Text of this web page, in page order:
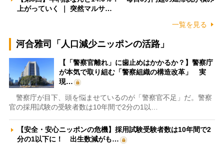
上がっていく ｜ 突然マルサ…
一覧を見る
河合雅司「人口減少ニッポンの活路」
【「警察官離れ」に歯止めはかかるか？】警察庁
が本気で取り組む「警察組織の構造改革」 実
現…
警察庁が目下、頭を悩ませているのが「警察官不足」だ。警察
官の採用試験の受験者数は10年間で2分の1以…
【安全・安心ニッポンの危機】採用試験受験者数は10年間で2
分の1以下に！ 出生数減がも…